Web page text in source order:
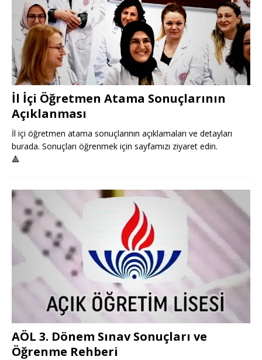
İl İçi Öğretmen Atama Sonuçlarının
Açıklanması
İl içi öğretmen atama sonuçlarının açıklamaları ve detayları
burada. Sonuçları öğrenmek için sayfamızı ziyaret edin.
🔺
AÖL 3. Dönem Sınav Sonuçları ve
Öğrenme Rehberi